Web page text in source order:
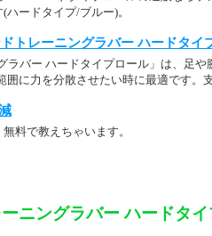
ードタイプ/ブルー)。
ドトレーニングラバー ハードタイ
ラバー ハードタイプロール」は、足
囲に力を分散させたい時に最適です。
料で教えちゃいます。
ニングラバー ハードタ